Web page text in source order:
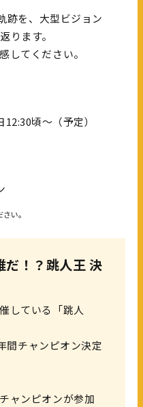
跡を、大型ビジョン
ります。
してください。
頃～（予定）
い。
だ！？跳人王 決
している「跳人
間チャンピオン決定
ャンピオンが参加